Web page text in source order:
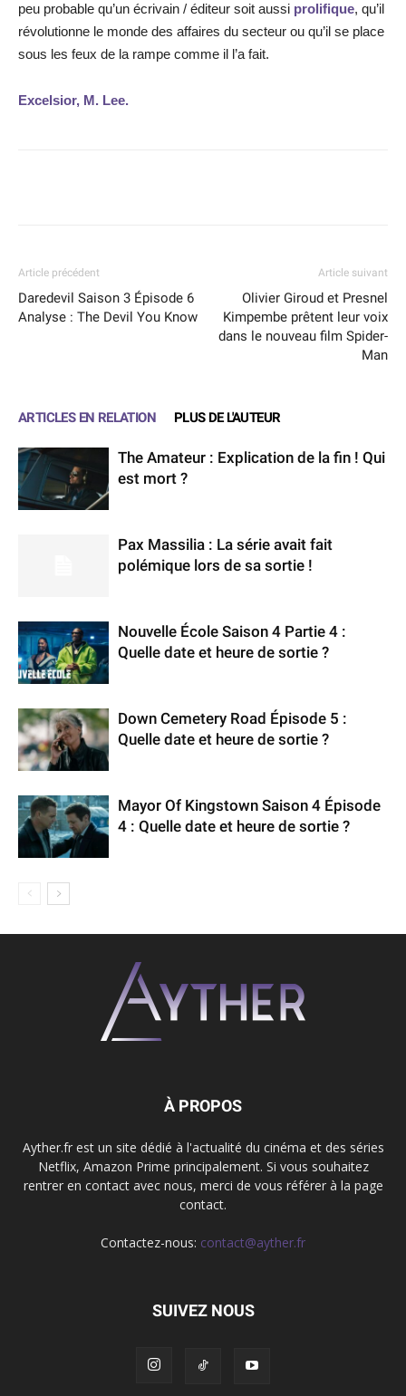
peu probable qu’un écrivain / éditeur soit aussi prolifique, qu’il
révolutionne le monde des affaires du secteur ou qu’il se place
sous les feux de la rampe comme il l’a fait.
Excelsior, M. Lee.
Article précédent
Daredevil Saison 3 Épisode 6
Analyse : The Devil You Know
Article suivant
Olivier Giroud et Presnel
Kimpembe prêtent leur voix
dans le nouveau film Spider-
Man
ARTICLES EN RELATION PLUS DE L'AUTEUR
The Amateur : Explication de la fin ! Qui
est mort ?
Pax Massilia : La série avait fait
polémique lors de sa sortie !
Nouvelle École Saison 4 Partie 4 :
Quelle date et heure de sortie ?
Down Cemetery Road Épisode 5 :
Quelle date et heure de sortie ?
Mayor Of Kingstown Saison 4 Épisode
4 : Quelle date et heure de sortie ?
À PROPOS
Ayther.fr est un site dédié à l'actualité du cinéma et des séries
Netflix, Amazon Prime principalement. Si vous souhaitez
rentrer en contact avec nous, merci de vous référer à la page
contact.
Contactez-nous: contact@ayther.fr
SUIVEZ NOUS